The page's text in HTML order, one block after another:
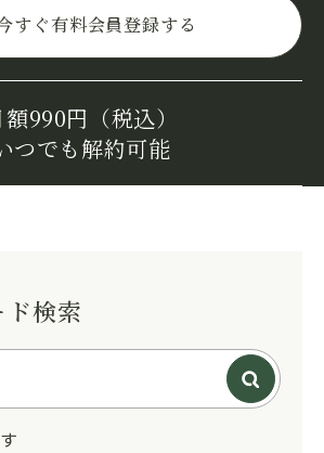
すぐ有料会員登録する
額990円（税込）
つでも解約可能
検索